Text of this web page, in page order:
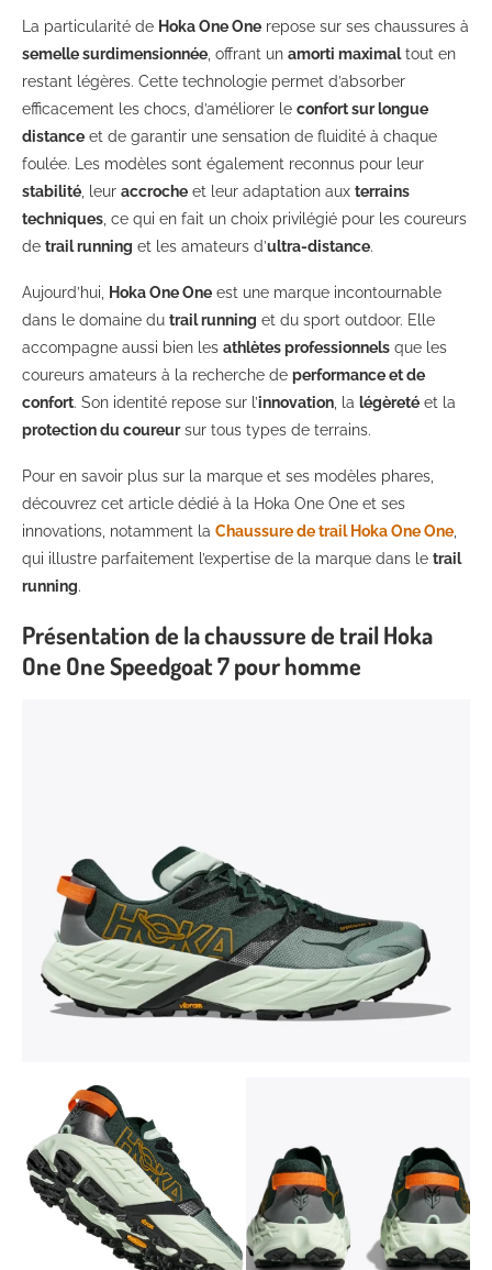
La particularité de Hoka One One repose sur ses chaussures à
semelle surdimensionnée , offrant un amorti maximaltout en
restant légères. Cette technologie permet d’absorber
efficacement les chocs, d’améliorer le confort sur longue
distance et de garantir une sensation de fluidité à chaque
foulée. Les modèles sont également reconnus pour leur
stabilité , leur accroche et leur adaptation aux terrains
techniques , ce qui en fait un choix privilégié pour les coureurs
de trail running et les amateurs d’ultra-distance.
Aujourd’hui, Hoka One One est une marque incontournable
dans le domaine du trail running et du sport outdoor. Elle
accompagne aussi bien les athlètes professionnels que les
coureurs amateurs à la recherche de performance et de
confort. Son identité repose sur l’innovation , la légèreté et la
protection du coureursur tous types de terrains.
Pour en savoir plus sur la marque et ses modèles phares,
découvrez cet article dédié à la Hoka One One et ses
innovations, notamment la Chaussure de trail Hoka One One
qui illustre parfaitement l’expertise de la marque dans le trail
running.
Présentation de la chaussure de trail Hoka
One One Speedgoat 7 pour homme